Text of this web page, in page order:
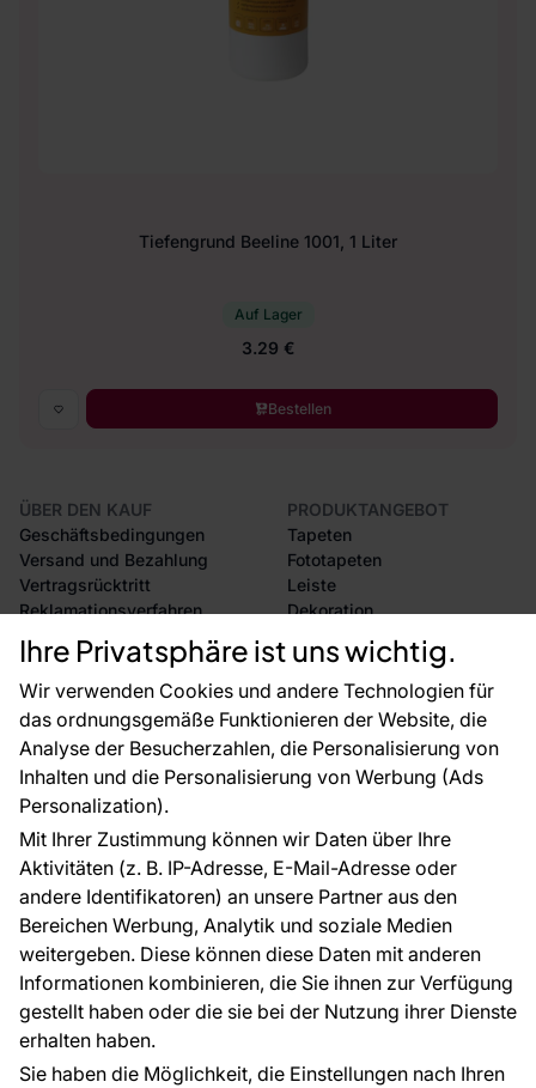
Ihre Privatsphäre ist uns wichtig.
Wir verwenden Cookies und andere Technologien für
das ordnungsgemäße Funktionieren der Website, die
Analyse der Besucherzahlen, die Personalisierung von
Inhalten und die Personalisierung von Werbung (Ads
Personalization).
Mit Ihrer Zustimmung können wir Daten über Ihre
Aktivitäten (z. B. IP-Adresse, E-Mail-Adresse oder
andere Identifikatoren) an unsere Partner aus den
Bereichen Werbung, Analytik und soziale Medien
weitergeben. Diese können diese Daten mit anderen
Informationen kombinieren, die Sie ihnen zur Verfügung
gestellt haben oder die sie bei der Nutzung ihrer Dienste
erhalten haben.
Sie haben die Möglichkeit, die Einstellungen nach Ihren
Tiefengrund Beeline 1001, 1 Liter
Auf Lager
3.29 €
Bestellen
ÜBER DEN KAUF
Geschäftsbedingungen
Versand und Bezahlung
Vertragsrücktritt
Reklamationsverfahren
Rücksendung von Waren
CE-Zertifizierung
Großhandel
Raumvisualisierung
PRODUKTANGEBOT
Tapeten
Fototapeten
Leiste
Dekoration
Selbstklebende Folien
Zubehör
Tapetenmuster
FÜR SIE
Blog
EU-Projekte
Ratschläge und Tipps
FAQ
ÜBER DAS UNTERNEHMEN
Kontakt
Haben Sie Fragen? Wir helfen Ihnen gerne weiter
und beraten Sie persönlich.